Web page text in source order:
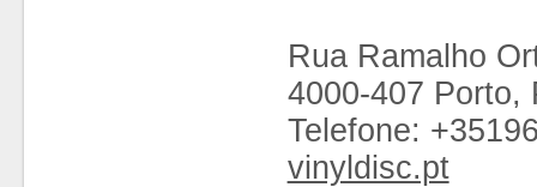
Rua Ramalho
4000-407 Porto,
Telefone:
vinyldisc.pt